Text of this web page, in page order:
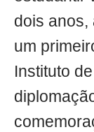
dois anos,
um
Instituto